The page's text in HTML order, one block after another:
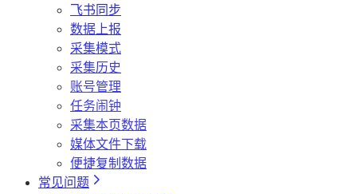
飞书同步
数据上报
采集模式
采集历史
账号管理
任务闹钟
采集本页数据
媒体文件下载
便捷复制数据
常见问题